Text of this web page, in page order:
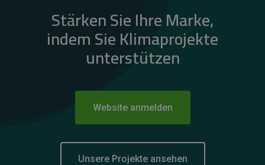
Stärken Sie Ihre Marke,
indem Sie Klimaprojekte
unterstützen
Website anmelden
Unsere Projekte ansehen